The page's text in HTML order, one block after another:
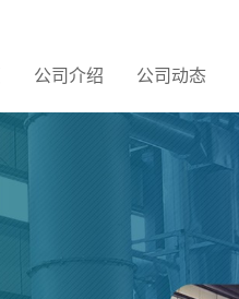
公司介绍 公司动态